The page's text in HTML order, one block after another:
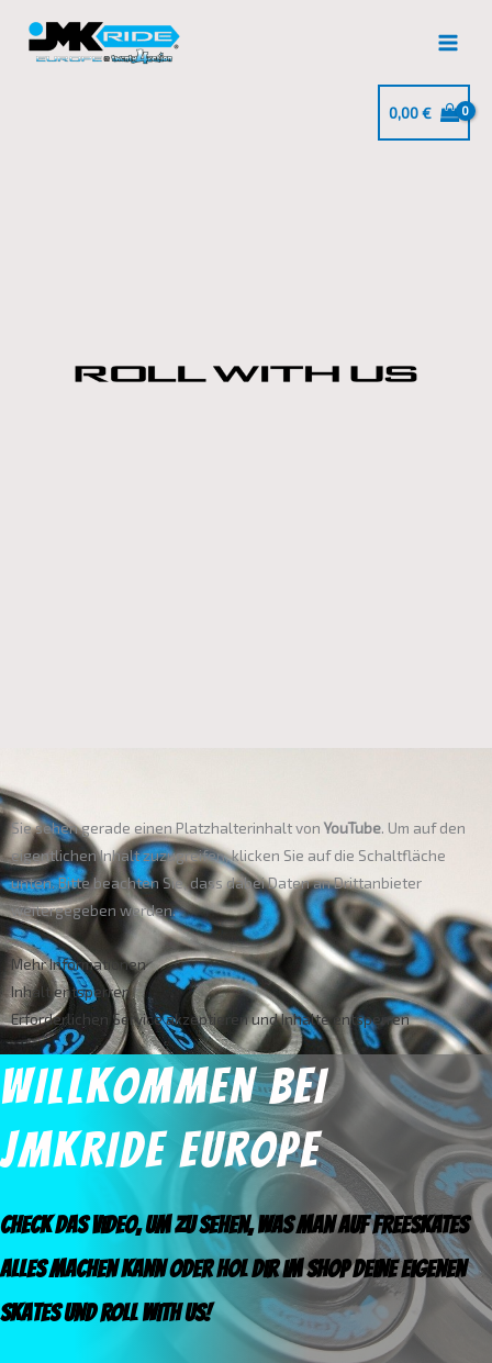
contenido
0,00€
Sie sehen gerade einen Platzhalterinhalt von YouTube. Um auf den
eigentlichen Inhalt zuzugreifen, klicken Sie auf die Schaltfläche
unten. Bitte beachten Sie, dass dabei Daten an Drittanbieter
weitergegeben werden.
Mehr Informationen
Inhalt entsperren
Erforderlichen Service akzeptieren und Inhalte entsperren
WILLKOMMEN BEI
JMKRIDE EUROPE
Check das Video, um zu sehen, was man auf FREESKATES
alles machen kann oder hol dir im Shop deine eigenen
Skates und ROLL WITH US!